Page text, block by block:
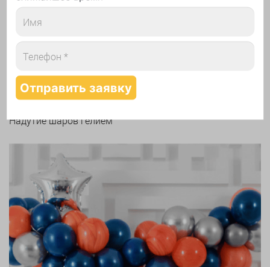
Надутие шаров гелием